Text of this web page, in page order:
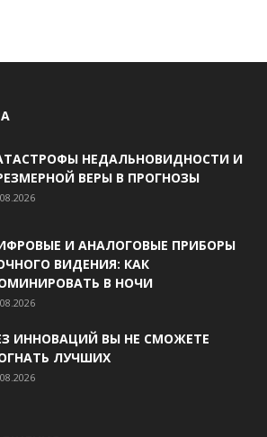
НЕДАЛЬНОВИДНОСТИ И
ВЕРЫ В ПРОГНОЗЫ
И АНАЛОГОВЫЕ ПРИБОРЫ
ВИДЕНИЯ: КАК
В НОЧИ
ИННОВАЦИЙ ВЫ НЕ СМОЖЕТЕ
ЛУЧШИХ